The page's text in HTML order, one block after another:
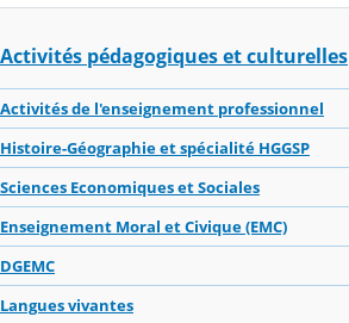
Activités pédagogiques et culturelles
Activités de l'enseignement professionnel
Histoire-Géographie et spécialité HGGSP
Sciences Economiques et Sociales
Enseignement Moral et Civique (EMC)
DGEMC
Langues vivantes